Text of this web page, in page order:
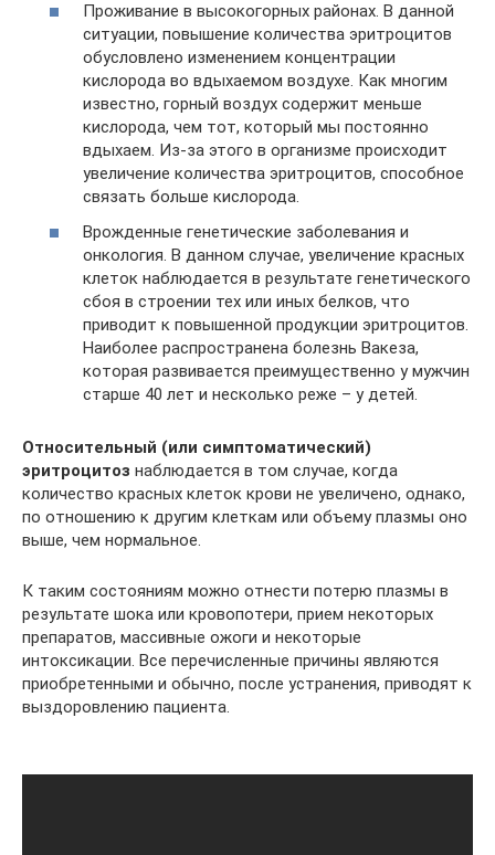
Проживание в высокогорных районах. В данной
ситуации, повышение количества эритроцитов
обусловлено изменением концентрации
кислорода во вдыхаемом воздухе. Как многим
известно, горный воздух содержит меньше
кислорода, чем тот, который мы постоянно
вдыхаем. Из-за этого в организме происходит
увеличение количества эритроцитов, способное
связать больше кислорода.
Врожденные генетические заболевания и
онкология. В данном случае, увеличение красных
клеток наблюдается в результате генетического
сбоя в строении тех или иных белков, что
приводит к повышенной продукции эритроцитов.
Наиболее распространена болезнь Вакеза,
которая развивается преимущественно у мужчин
старше 40 лет и несколько реже – у детей.
Относительный (или симптоматический)
эритроцитоз наблюдается в том случае, когда
количество красных клеток крови не увеличено, однако,
по отношению к другим клеткам или объему плазмы оно
выше, чем нормальное.
К таким состояниям можно отнести потерю плазмы в
результате шока или кровопотери, прием некоторых
препаратов, массивные ожоги и некоторые
интоксикации. Все перечисленные причины являются
приобретенными и обычно, после устранения, приводят к
выздоровлению пациента.